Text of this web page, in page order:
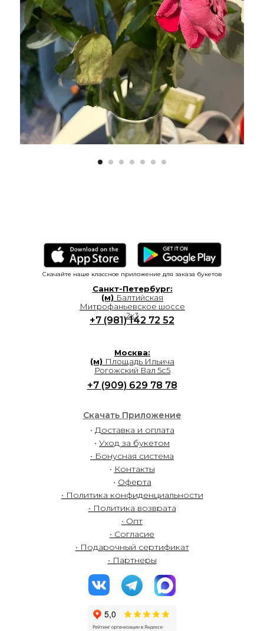
• Доставка и оплата
• Уход за букетом
• Бонусная система
• Контакты
• Оферта
• Политика конфиденциальности
• Политика возврата
• Опт
• Согласие
• Подарочный сертификат
• Партнеры
+7 (909) 629 78 78
Санкт-Петербург:
(м) Балтийская
Митрофаньевское шоссе
2к3
Скачать Приложение
+7 (981) 142 72 52
Москва:
(м) Площадь Ильича
Рогожский Вал 5с5
Скачайте наше классное приложение для заказа букетов